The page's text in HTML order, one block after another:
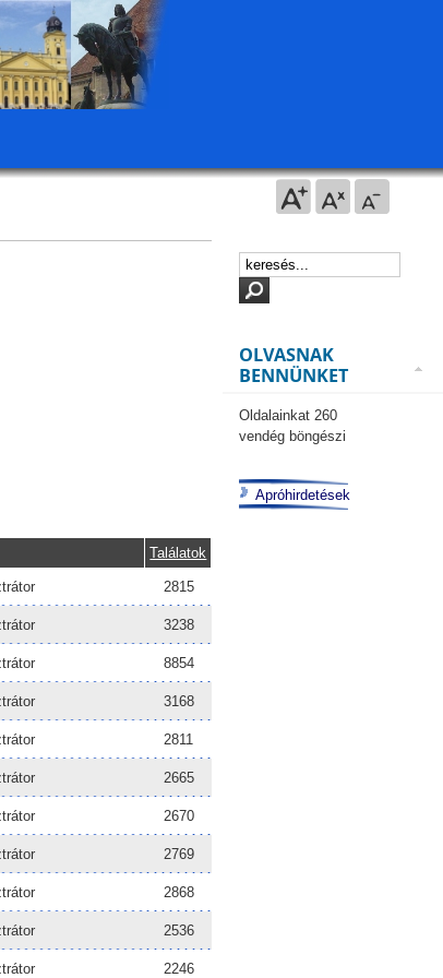
Találatok
2815
3238
8854
3168
2811
2665
2670
2769
2868
2536
2246
OLVASNAK
BENNÜNKET
Oldalainkat 260
vendég böngészi
Apróhirdetések